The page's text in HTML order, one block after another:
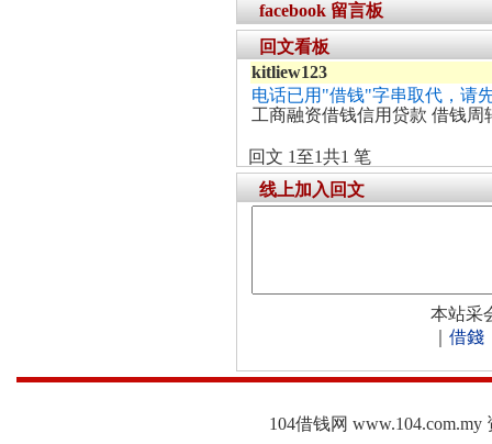
facebook 留言板
回文看板
kitliew123
电话已用"借钱"字串取代，请
工商融资借钱信用贷款 借钱
回文 1至1共1 笔
线上加入回文
本站采
借錢
104借钱网